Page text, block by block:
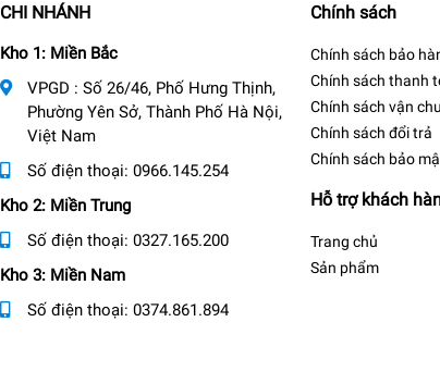
CHI NHÁNH
Kho 1: Miền Bắc
VPGD : Số 26/46, Phố Hưng Thịnh,
Phường Yên Sở, Thành Phố Hà Nội,
Việt Nam
Số điện thoại: 0966.145.254
Kho 2: Miền Trung
Số điện thoại: 0327.165.200
Kho 3: Miền Nam
Số điện thoại: 0374.861.894
Chính sách
Chính sách bảo
Chính sách thanh
Chính sách vận
Chính sách đổi trả
Chính sách bảo
Hỗ trợ khách
Trang chủ
Sản phẩm